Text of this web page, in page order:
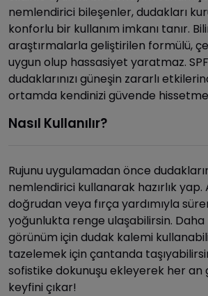
nemlendirici bileşenler, dudakları
konforlu bir kullanım imkanı tanır.
araştırmalarla geliştirilen formülü,
uygun olup hassasiyet yaratmaz.
dudaklarınızı güneşin zararlı
ortamda kendinizi güvende
Nasıl Kullanılır?
Rujunu uygulamadan önce
nemlendirici kullanarak hazırlık yap.
doğrudan veya fırça yardımıyla
yoğunlukta renge ulaşabilirsin.
görünüm için dudak kalemi
tazelemek için çantanda
sofistike dokunuşu ekleyerek her an
keyfini çıkar!